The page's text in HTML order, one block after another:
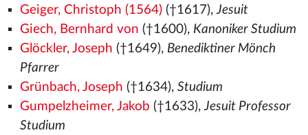
Geiger, Christoph (1564)(†1617),Jesuit
Giech, Bernhard von (†1600), Kanoniker Studium
Glöckler, Joseph (†1649), Benediktiner Mönch
Pfarrer
Grünbach, Joseph (†1634), Studium
Gumpelzheimer, Jakob (†1633),Jesuit Professor
Studium